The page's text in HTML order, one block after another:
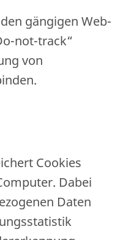
gängigen Web-
not-track“
von
Cookies
Dabei
Daten